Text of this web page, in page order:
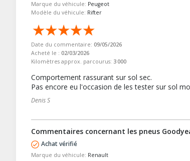
Marque du véhicule: Peugeot
Modèle du véhicule: Rifter
Date du commentaire: 09/05/2026
Acheté le : 02/03/2026
Kilomètres approx. parcourus: 3 000
Comportement rassurant sur sol sec.
Pas encore eu l'occasion de les tester sur sol
Denis S
Commentaires concernant les pneus
Achat vérifié
Marque du véhicule: Renault